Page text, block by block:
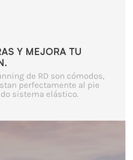
Y MEJORA TU
de RD son cómodos,
perfectamente al pie
sistema elástico.